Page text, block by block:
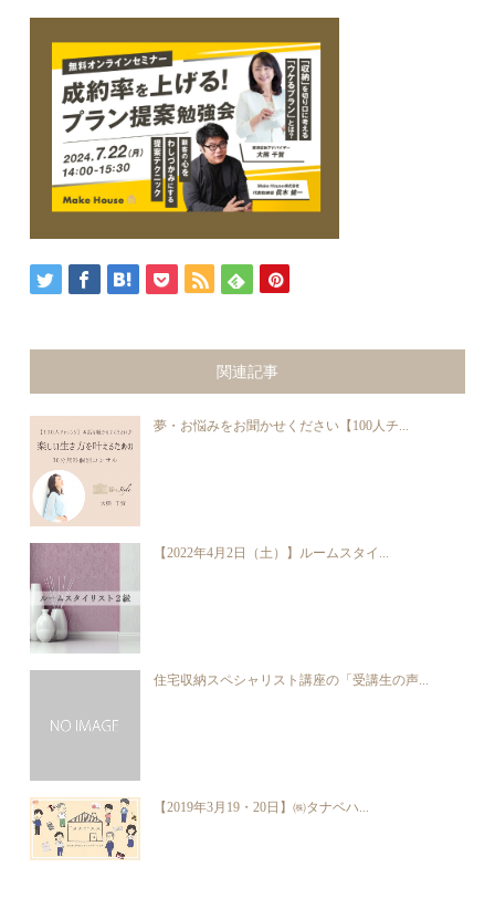
関連記事
夢・お悩みをお聞かせください【100人チ...
【2022年4月2日（土）】ルームスタイ...
住宅収納スペシャリスト講座の「受講生の声...
【2019年3月19・20日】㈱タナベハ...